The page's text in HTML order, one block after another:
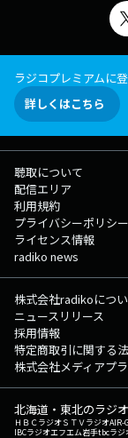
ラジコプレミアムに
詳しくはこちら
聴取について
配信エリア
利用規約
プライバシーポリシー
ライセンス情報
radiko news
株式会社radikoにつ
ニュースリリース
採用情報
特定商取引に関する
株式会社メディアプ
北海道・東北のラジ
ＨＢＣラジオＳＴＶラジオAIR-
IBCラジオエフエム岩手tbcラジ